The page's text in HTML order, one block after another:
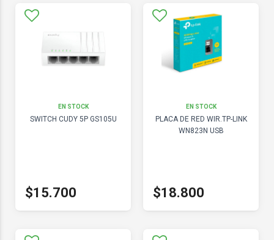
EN STOCK
SWITCH CUDY 5P GS105U
$15.700
EN STOCK
PLACA DE RED WIR.TP-LINK
WN823N USB
$18.800